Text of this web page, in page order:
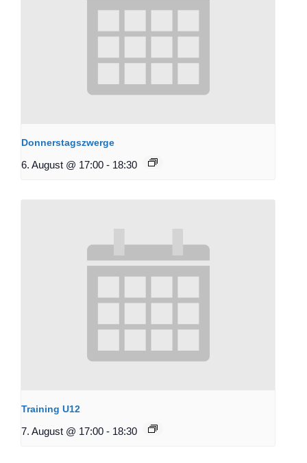
Donnerstagszwerge
6. August @ 17:00 - 18:30
Training U12
7. August @ 17:00 - 18:30